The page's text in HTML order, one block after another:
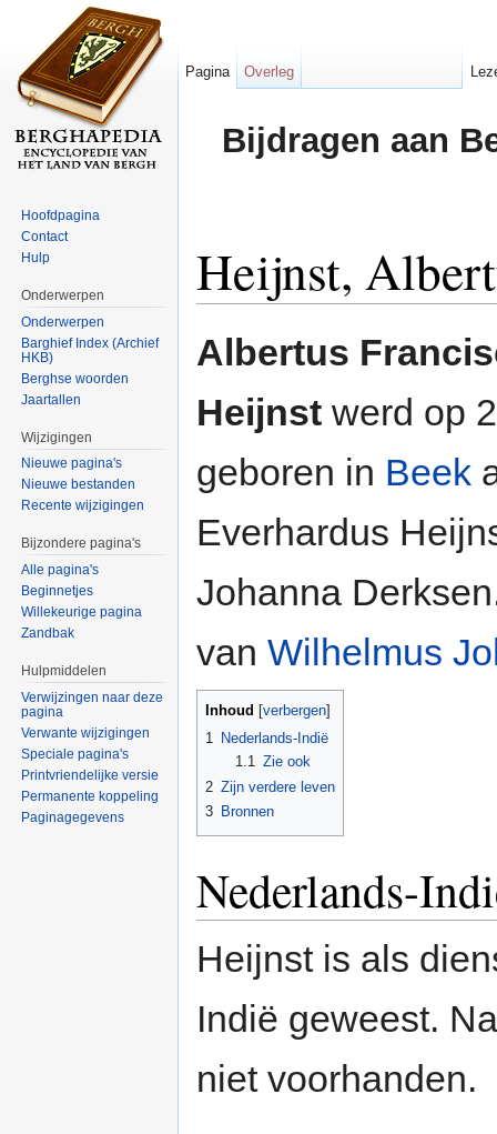
Bijdragen aan
Heijnst,
Albertus
Heijnst werd op
geboren in Beek
Everhardus
Johanna
van Wilhelmus
Inhoud verbergen
1 Nederlands-Indië
1.1 Zie ook
2 Zijn verdere leven
3 Bronnen
Nederlands-
Heijnst is als
Indië geweest.
niet voorhanden.
Pagina Overleg
Hoofdpagina
Contact
Hulp
Onderwerpen
Onderwerpen
Barghief Index (Archief
HKB)
Berghse woorden
Jaartallen
Wijzigingen
Nieuwe pagina's
Nieuwe bestanden
Recente wijzigingen
Bijzondere pagina's
Alle pagina's
Beginnetjes
Willekeurige pagina
Zandbak
Hulpmiddelen
Verwijzingen naar deze
pagina
Verwante wijzigingen
Speciale pagina's
Printvriendelijke versie
Permanente koppeling
Paginagegevens